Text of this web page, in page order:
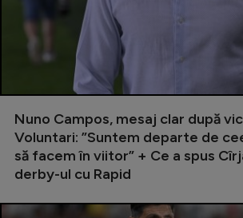
LaLiga
Serie A
Bundesliga
Ligue 1
Campionate
Starurile fotbalului
EURO 2024
Nuno Campos, mesaj clar după
Voluntari: ”Suntem departe de
să facem în viitor” + Ce a spus
derby-ul cu Rapid